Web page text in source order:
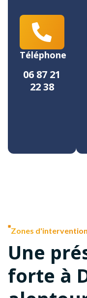
Téléphone
06 87 21
22 38
Zones
Une
forte à